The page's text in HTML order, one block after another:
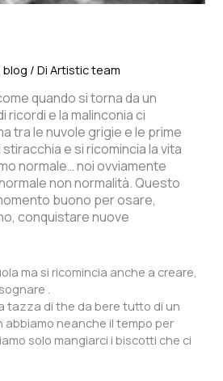
blog / DiArtistic team
quando si torna da un
ricordi e la malinconia ci
tra le nuvole grigie e le prime
e si ricomincia la vita
normale… noi ovviamente
non normalità. Questo
buono per osare,
conquistare nuove
ma si ricomincia anche a creare,
.
tazza di the da bere tutto di un
neanche il tempo per
solo mangiarci i biscotti che ci